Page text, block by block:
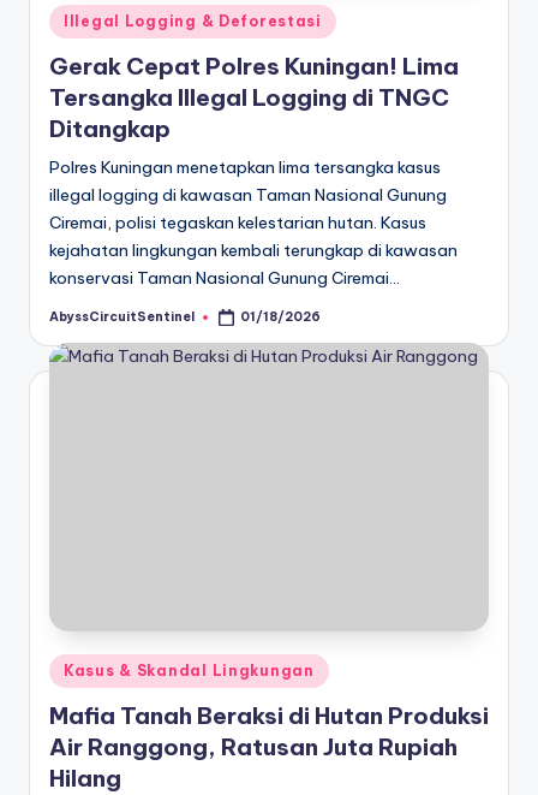
Posted
in
Illegal Logging & Deforestasi
Gerak Cepat Polres Kuningan! Lima
Tersangka Illegal Logging di TNGC
Ditangkap
Polres Kuningan menetapkan lima tersangka kasus
illegal logging di kawasan Taman Nasional Gunung
Ciremai, polisi tegaskan kelestarian hutan. Kasus
kejahatan lingkungan kembali terungkap di kawasan
konservasi Taman Nasional Gunung Ciremai…
Posted
AbyssCircuitSentinel 01/18/2026
Posted
in
Kasus & Skandal Lingkungan
Mafia Tanah Beraksi di Hutan Produksi
Air Ranggong, Ratusan Juta Rupiah
Hilang